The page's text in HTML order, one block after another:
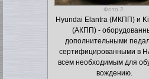
Фото 2.
Hyundai Elantra (МКПП) и
(АКПП) -
дополнительными
сертифицированными в
всем необходимым для
вождению.